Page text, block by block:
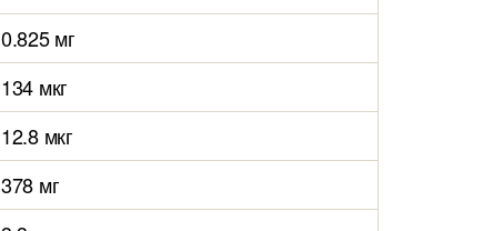
0.825 мг
134 мкг
12.8 мкг
378 мг